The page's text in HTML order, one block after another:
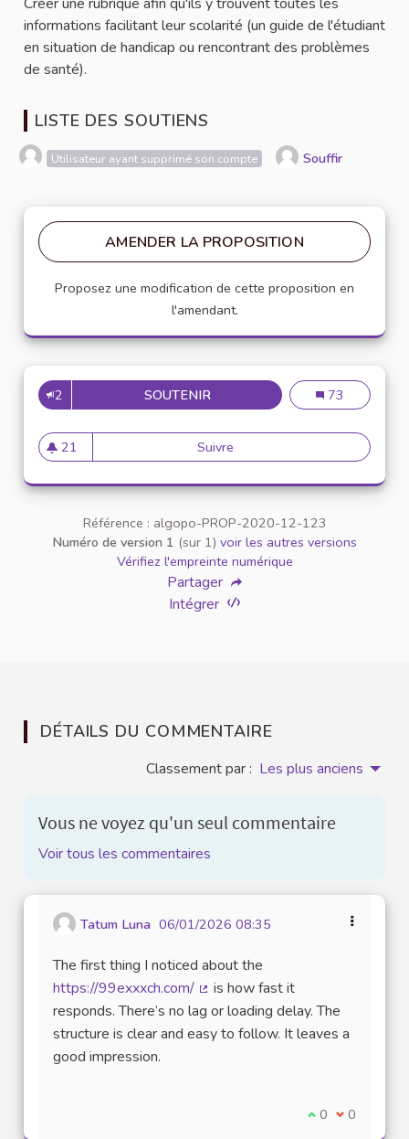
informations facilitant leur scolarité (un guide de l'étudiant
en situation de handicap ou rencontrant des problèmes
de santé).
LISTE DES SOUTIENS
Utilisateur ayant supprimé son compte Souffir
AMENDER LA PROPOSITION
Proposez une modification de cette proposition en
l'amendant.
2 SOUTENIRINCLUSION DES ÉTUDIANTS
Inclusion des
73
21
21 abonnés
Suivre Inclusion des étudiants en
Référence : algopo-PROP-2020-12-123
Numéro de version 1 (sur 1) voir les autres versions
Vérifiez l'empreinte numérique
Partager
Intégrer
DÉTAILS DU COMMENTAIRE
Classement par : Les plus anciens
Vous ne voyez qu'un seul commentaire
Voir tous les commentaires
Tatum Luna 06/01/2026 08:35
The first thing I noticed about the
https://99exxxch.com/
(Lien externe)
is how fast it
responds. There’s no lag or loading delay. The
structure is clear and easy to follow. It leaves a
good impression.
Je suis d'accord
0 Je ne suis
0